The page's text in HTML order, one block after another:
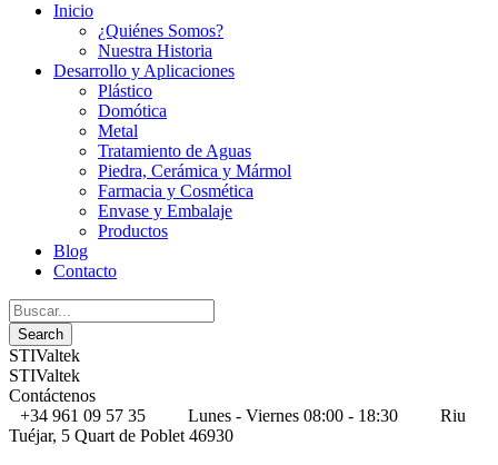
Inicio
¿Quiénes Somos?
Nuestra Historia
Desarrollo y Aplicaciones
Plástico
Domótica
Metal
Tratamiento de Aguas
Piedra, Cerámica y Mármol
Farmacia y Cosmética
Envase y Embalaje
Productos
Blog
Contacto
STIValtek
STIValtek
Contáctenos
+34 961 09 57 35
Lunes - Viernes 08:00 - 18:30
Riu
Tuéjar, 5 Quart de Poblet 46930